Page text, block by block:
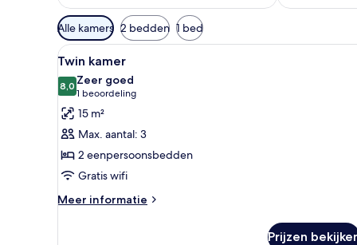
Beschikbare
filters
voor
kamers
Alle kamers 2 bedden 1 bed
Alle
foto's
voor
Twin
kamer
laden
Hotelkamer met twee
6
Twin kamer
8,08,0 van 10
Zeer goed
1 beoordeling
(1
beoordeling)
15 m²
Max. aantal: 3
2 eenpersoonsbedden
Gratis wifi
Meer informatie
Meer
Prijzen